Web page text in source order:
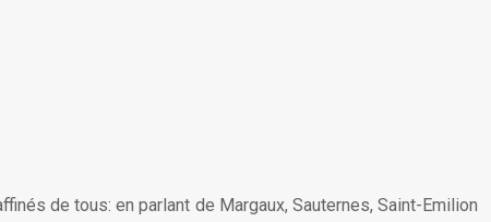
de tous: en parlant de Margaux, Sauternes, Saint-Emilion